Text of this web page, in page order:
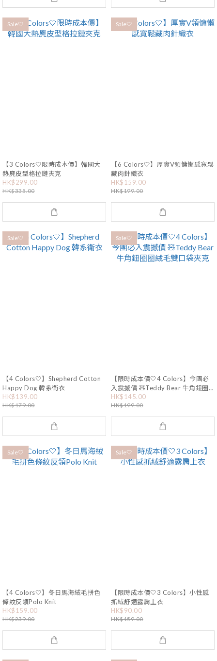
Sale🤍
【3 Colors🤍限時成本價】韓國大
熱麂皮型格拉鏈夾克
HK$299.00
HK$335.00
Sale🤍
【6 Colors🤍】厚實V領慵懶感寛鬆
藏肉針織衣
HK$159.00
HK$199.00
Sale🤍
【4 Colors🤍】Shepherd Cotton
Happy Dog 韓系衛衣
HK$139.00
HK$179.00
Sale🤍
【限時成本價🤍4 Colors】今團必
入震撼價 🧸Teddy Bear 牛角鈕圈
圈絨毛雙口袋夾克
HK$145.00
HK$199.00
Sale🤍
【4 Colors🤍】冬日馬海絨毛拼色
條紋反領Polo Knit
HK$159.00
HK$239.00
Sale🤍
【限時成本價🤍3 Colors】小性感
抓絨舒適露肩上衣
HK$90.00
HK$159.00